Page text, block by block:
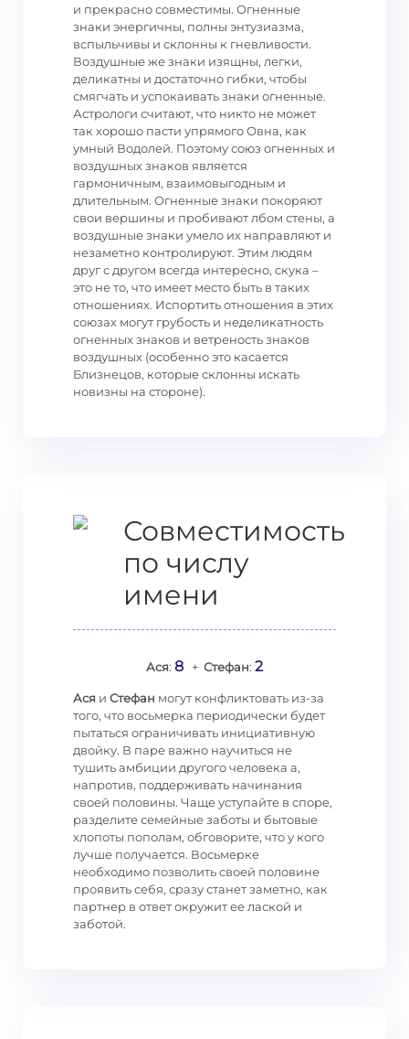
и прекрасно совместимы. Огненные
знаки энергичны, полны энтузиазма,
вспыльчивы и склонны к гневливости.
Воздушные же знаки изящны, легки,
деликатны и достаточно гибки, чтобы
смягчать и успокаивать знаки огненные.
Астрологи считают, что никто не может
так хорошо пасти упрямого Овна, как
умный Водолей. Поэтому союз огненных и
воздушных знаков является
гармоничным, взаимовыгодным и
длительным. Огненные знаки покоряют
свои вершины и пробивают лбом стены, а
воздушные знаки умело их направляют и
незаметно контролируют. Этим людям
друг с другом всегда интересно, скука –
это не то, что имеет место быть в таких
отношениях. Испортить отношения в этих
союзах могут грубость и неделикатность
огненных знаков и ветреность знаков
воздушных (особенно это касается
Близнецов, которые склонны искать
новизны на стороне).
Совместимость
по числу
имени
Ася: 8 + Стефан: 2
Ася и Стефан могут конфликтовать из-за
того, что восьмерка периодически будет
пытаться ограничивать инициативную
двойку. В паре важно научиться не
тушить амбиции другого человека а,
напротив, поддерживать начинания
своей половины. Чаще уступайте в споре,
разделите семейные заботы и бытовые
хлопоты пополам, обговорите, что у кого
лучше получается. Восьмерке
необходимо позволить своей половине
проявить себя, сразу станет заметно, как
партнер в ответ окружит ее лаской и
заботой.